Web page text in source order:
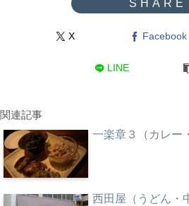
X Facebook
LINE
関連記事
一楽章３（カレー
西田屋（うどん・